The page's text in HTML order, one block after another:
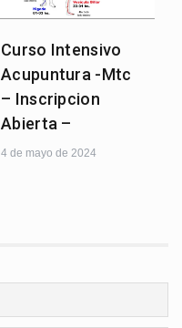
Curso Intensivo
Acupuntura -Mtc
– Inscripcion
Abierta –
4 de mayo de 2024